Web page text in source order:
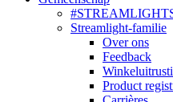
Streamlight-familie
Over ons
Feedback
Product